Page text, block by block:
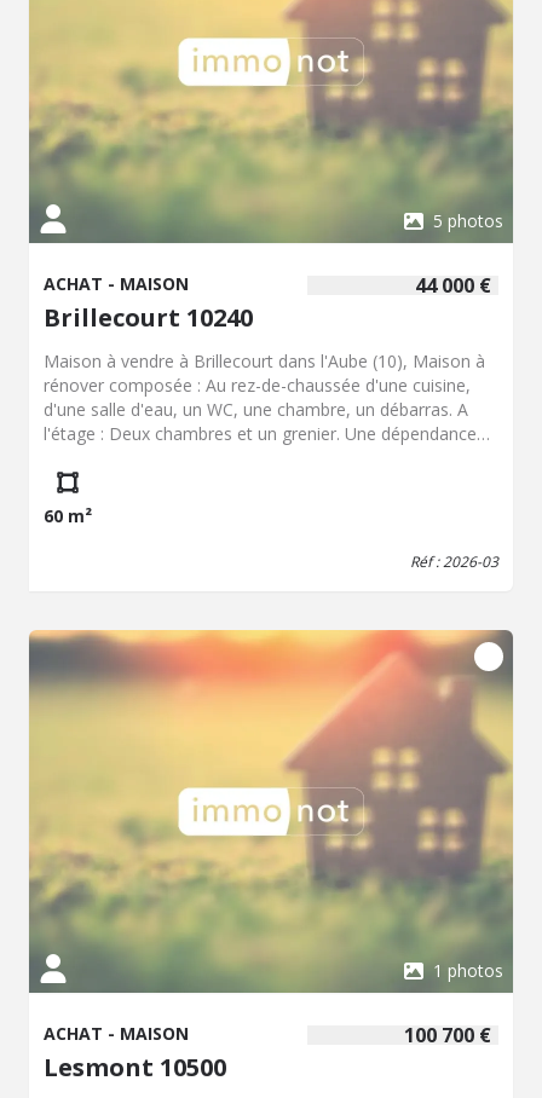
5 photos
44 000 €
ACHAT - MAISON
Brillecourt 10240
Maison à vendre à Brillecourt dans l'Aube (10), Maison à
rénover composée : Au rez-de-chaussée d'une cuisine,
d'une salle d'eau, un WC, une chambre, un débarras. A
l'étage : Deux chambres et un grenier. Une dépendance
60 m²
Réf : 2026-03
1 photos
100 700 €
ACHAT - MAISON
Lesmont 10500